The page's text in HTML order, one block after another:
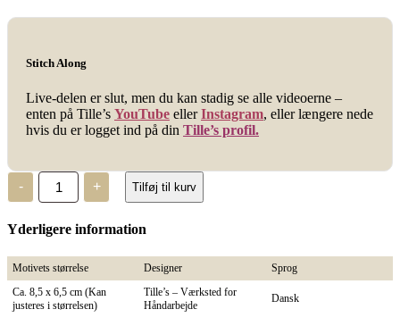
Stitch Along
Live-delen er slut, men du kan stadig se alle videoerne –
enten på Tille’s YouTube ellerInstagram, eller længere nede
hvis du er logget ind på din Tille’s profil.
-
Tille's,
Broderet
blomsterhjerte,
Broderimønster
antal
+ Tilføj til kurv
Yderligere information
Motivets størrelse Designer
Sprog
Ca. 8,5 x 6,5 cm (Kan
justeres i størrelsen)
Tille’s – Værksted for
Håndarbejde
Dansk